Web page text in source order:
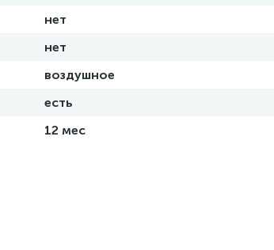
нет
нет
воздушное
есть
12 мес